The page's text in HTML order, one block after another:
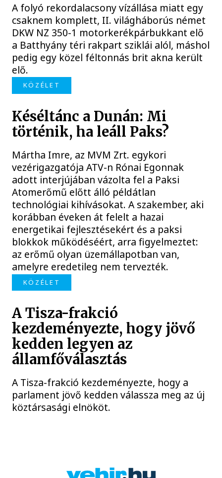
A folyó rekordalacsony vízállása miatt egy
csaknem komplett, II. világháborús német
DKW NZ 350-1 motorkerékpárbukkant elő
a Batthyány téri rakpart sziklái alól, máshol
pedig egy közel féltonnás brit akna került
elő.
KÖZÉLET
Késéltánc a Dunán: Mi
történik, ha leáll Paks?
Mártha Imre, az MVM Zrt. egykori
vezérigazgatója ATV-n Rónai Egonnak
adott interjújában vázolta fel a Paksi
Atomerőmű előtt álló példátlan
technológiai kihívásokat. A szakember, aki
korábban éveken át felelt a hazai
energetikai fejlesztésekért és a paksi
blokkok működéséért, arra figyelmeztet:
az erőmű olyan üzemállapotban van,
amelyre eredetileg nem tervezték.
KÖZÉLET
A Tisza-frakció
kezdeményezte, hogy jövő
kedden legyen az
államfőválasztás
A Tisza-frakció kezdeményezte, hogy a
parlament jövő kedden válassza meg az új
köztársasági elnököt.